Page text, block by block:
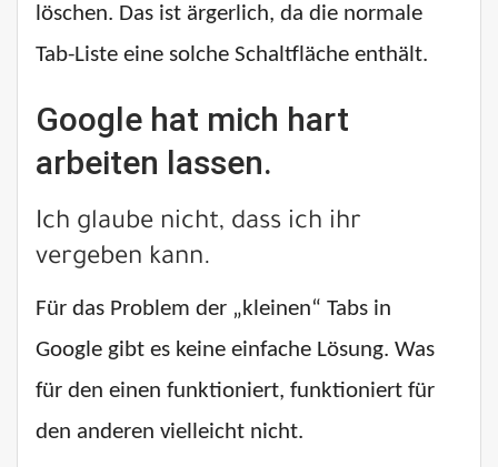
löschen. Das ist ärgerlich, da die normale
Tab-Liste eine solche Schaltfläche enthält.
Google hat mich hart
arbeiten lassen.
Ich glaube nicht, dass ich ihr
vergeben kann.
Für das Problem der „kleinen“ Tabs in
Google gibt es keine einfache Lösung. Was
für den einen funktioniert, funktioniert für
den anderen vielleicht nicht.